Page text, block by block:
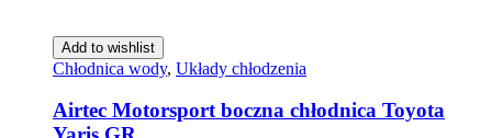
Add to wishlist
Chłodnica wody, Układy chłodzenia
Airtec Motorsport boczna chłodnica Toyota